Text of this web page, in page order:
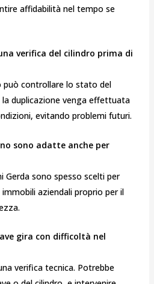
affidabilità nel tempo se
verifica del cilindro prima di
può controllare lo stato del
la duplicazione venga effettuata
evitando problemi futuri.
sono adatte anche per
Gerda sono spesso scelti per
aziendali proprio per il
gira con difficoltà nel
verifica tecnica. Potrebbe